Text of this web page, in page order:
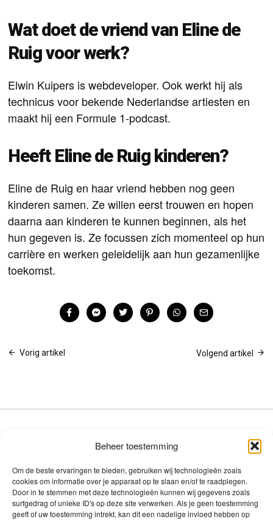
Beheer toestemming
Om de beste ervaringen te bieden, gebruiken wij technologieën zoals
cookies om informatie over je apparaat op te slaan en/of te raadplegen.
Door in te stemmen met deze technologieën kunnen wij gegevens zoals
surfgedrag of unieke ID's op deze site verwerken. Als je geen toestemming
geeft of uw toestemming intrekt, kan dit een nadelige invloed hebben op
Wat doet de vriend van Eline de
Ruig voor werk?
Elwin Kuipers is webdeveloper. Ook werkt hij als
technicus voor bekende Nederlandse artiesten en
maakt hij een Formule 1-podcast.
Heeft Eline de Ruig kinderen?
Eline de Ruig en haar vriend hebben nog geen
kinderen samen. Ze willen eerst trouwen en hopen
daarna aan kinderen te kunnen beginnen, als het
hun gegeven is. Ze focussen zich momenteel op hun
carrière en werken geleidelijk aan hun gezamenlijke
toekomst.
Bericht
Vorig artikel Volgend artikel
Voor meer geld & besparingstips
bekijk onze websitesGeldwolf.nl
&Vrek.nl
ANDERE TOP SITES
Casino Sites Online
Legaal Nederlands Casino